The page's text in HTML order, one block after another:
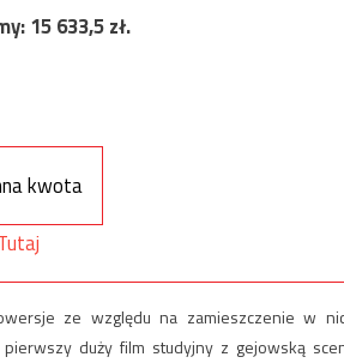
15 633,5zł.
kwota
ze względu na zamieszczenie w
pierwszy duży film studyjny z gejowską